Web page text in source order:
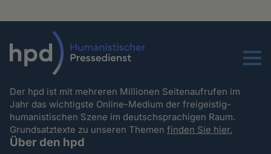
Menu
Der hpd ist mit mehreren Millionen Seitenaufrufen im
Jahr das wichtigste Online-Medium der freigeistig-
humanistischen Szene im deutschsprachigen Raum.
Grundsatztexte zu unseren Themenfinden Sie hier.
Über den hpd